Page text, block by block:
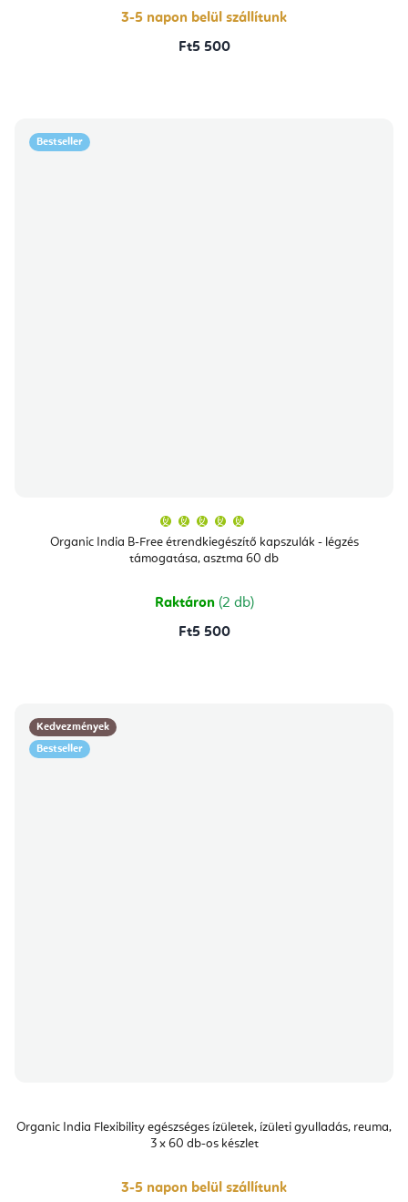
csillag.
3-5 napon belül szállítunk
Ft5 500
Bestseller
Organic India B-Free étrendkiegészítő kapszulák - légzés
támogatása, asztma 60 db
átlagos
értékelése
5-
csillag.
Raktáron (2 db)
Ft5 500
Kedvezmények
Bestseller
Organic India Flexibility egészséges ízületek, ízületi gyulladás, reuma,
3 x 60 db-os készlet
3-5 napon belül szállítunk